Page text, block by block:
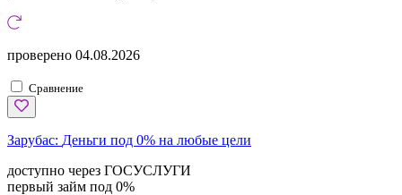
проверено 04.08.2026
Сравнение
Зарубас: Деньги под 0% на любые цели
доступно через ГОСУСЛУГИ
первый займ под 0%